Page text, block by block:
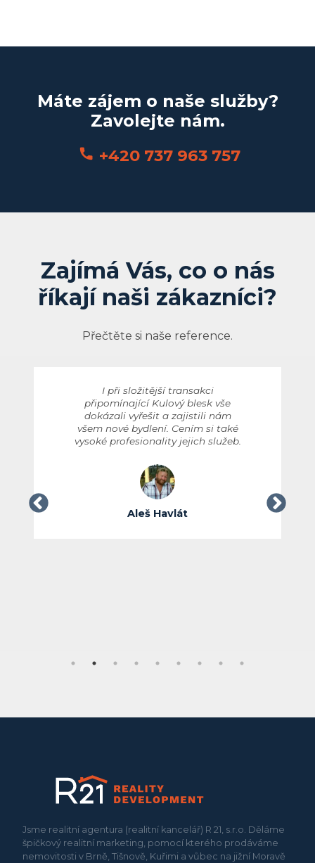
Máte zájem o naše služby?
Zavolejte nám.
+420 737 963 757
Zajímá Vás, co o nás
říkají naši zákazníci?
Přečtěte si naše reference.
Tuto realitní kancelář můžeme
s rodinou jen doporučit. Prodej
našich 2 nemovitostí v Tišnově
proběhl velmi profesionálně
a jednání s panem Kučerou, se
za velmi příjemné
a bezproblémové. Některé velké
realitní společnosti by se od této
kultury prodeje, profesionality ale
Jsme realitní agentura (realitní kancelář) R 21, s.r.o. Děláme
špičkový realitní marketing, pomocí kterého prodáváme
nemovitosti v Brně, Tišnově, Kuřimi a vůbec na jižní Moravě